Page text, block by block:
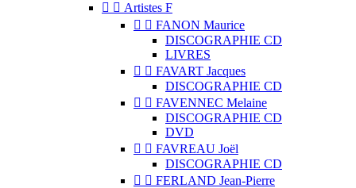
  Artistes F
  FANON Maurice
DISCOGRAPHIE CD
LIVRES
  FAVART Jacques
DISCOGRAPHIE CD
  FAVENNEC Melaine
DISCOGRAPHIE CD
DVD
  FAVREAU Joël
DISCOGRAPHIE CD
  FERLAND Jean-Pierre